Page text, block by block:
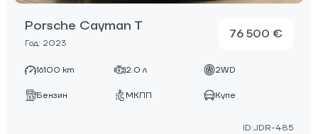
Porsche Cayman T
Год: 2023
76 500 €
16100 km 2.0 л 2WD
Бензин МКПП Купе
ID:JDR-485